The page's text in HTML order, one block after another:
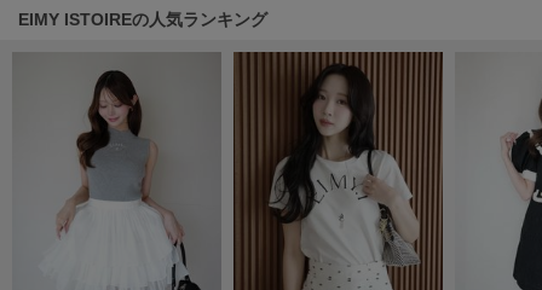
ラート
le coq sportif
ルコックスポルティフ
LeSportsac
レスポートサック
EIMY ISTOIREの人気ランキング